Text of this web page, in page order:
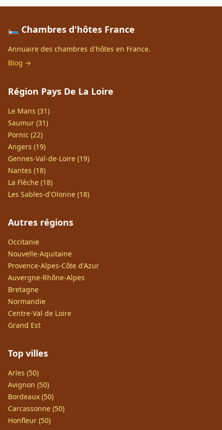
🛏️ Chambres d'hôtes France
Annuaire des chambres d'hôtes en France.
Blog →
Région Pays De La Loire
Le Mans (31)
Saumur (31)
Pornic (22)
Angers (19)
Gennes-Val-de-Loire (19)
Nantes (18)
La Flèche (18)
Les Sables-d'Olonne (18)
Autres régions
Occitanie
Nouvelle-Aquitaine
Provence-Alpes-Côte d'Azur
Auvergne-Rhône-Alpes
Bretagne
Normandie
Centre-Val de Loire
Grand Est
Top villes
Arles (50)
Avignon (50)
Bordeaux (50)
Carcassonne (50)
Honfleur (50)